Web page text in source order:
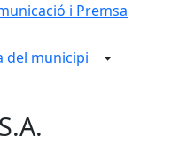
i Premsa
del municipi